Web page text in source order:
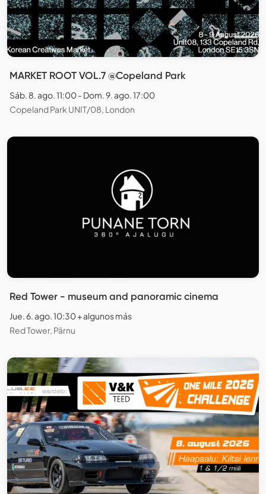
MARKET ROOT VOL.7 @Copeland Park
Sáb. 8. ago. 11:00 - Dom. 9. ago. 17:00
Copeland Park UNIT/08, London
Red Tower - museum and panoramic cinema
Jue. 6. ago. 10:30 + algunos más
Red Tower, Pärnu